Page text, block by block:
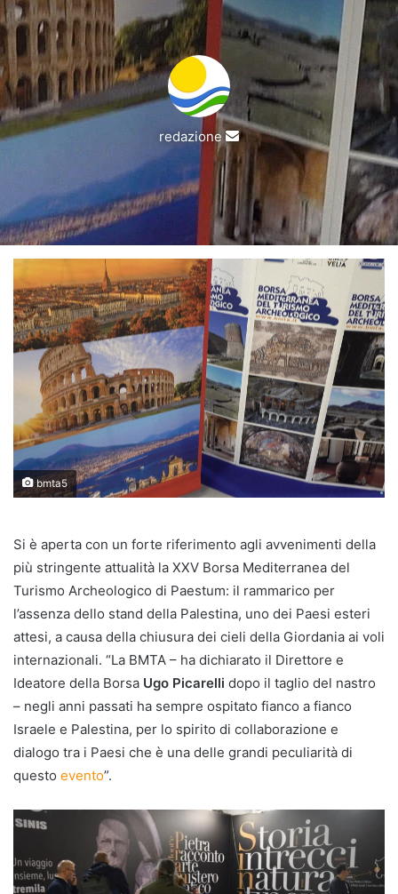
redazione
Invia
un'email
bmta5
Si è aperta con un forte riferimento agli avvenimenti della
più stringente attualità la XXV Borsa Mediterranea del
Turismo Archeologico di Paestum: il rammarico per
l’assenza dello stand della Palestina, uno dei Paesi esteri
attesi, a causa della chiusura dei cieli della Giordania ai voli
internazionali. “La BMTA – ha dichiarato il Direttore e
Ideatore della Borsa Ugo Picarelli dopo il taglio del nastro
– negli anni passati ha sempre ospitato fianco a fianco
Israele e Palestina, per lo spirito di collaborazione e
dialogo tra i Paesi che è una delle grandi peculiarità di
questo evento”.